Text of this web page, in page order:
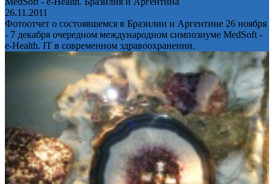
26.11.2011
Фотоотчет о состоявшемся в Бразилии и Аргентине 26 ноября
- 7 декабря очередном международном симпозиуме MedSoft -
e-Health. IT в современном здравоохранении.